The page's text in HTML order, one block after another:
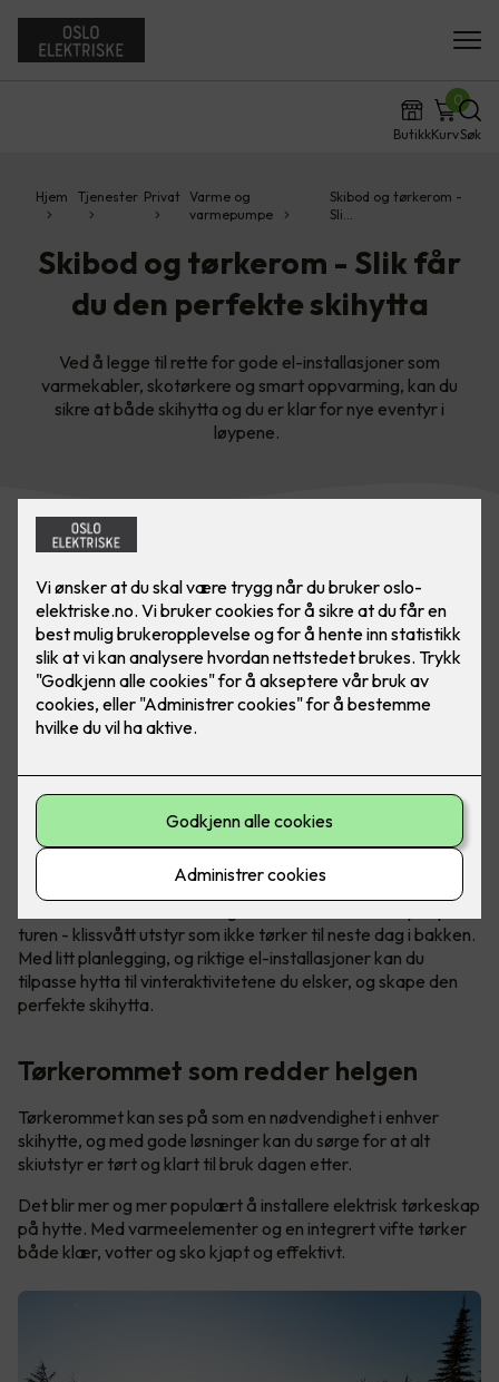
ButikkKurv
0
Søk
Hjem Tjenester Privat Varme og
varmepumpe
Skibod og tørkerom -
Sli…
Skibod og tørkerom - Slik får
du den perfekte skihytta
Ved å legge til rette for gode el-installasjoner som
varmekabler, skotørkere og smart oppvarming, kan du
sikre at både skihytta og du er klar for nye eventyr i
løypene.
Nordmenn er født med ski på beina, det er ingen tvil om at
vintersport er en del av folkesjela vår. Etter en lang dag i
løypene, enten du har stått på snowboard, slalom eller gått
en lang skitur, er det lite som slår følelsen av å komme hjem
turen - klissvått utstyr som ikke tørker til neste dag i bakken.
Med litt planlegging, og riktige el-installasjoner kan du
tilpasse hytta til vinteraktivitetene du elsker, og skape den
perfekte skihytta.
Tørkerommet som redder helgen
Tørkerommet kan ses på som en nødvendighet i enhver
skihytte, og med gode løsninger kan du sørge for at alt
skiutstyr er tørt og klart til bruk dagen etter.
Det blir mer og mer populært å installere elektrisk tørkeskap
på hytte. Med varmeelementer og en integrert vifte tørker
både klær, votter og sko kjapt og effektivt.